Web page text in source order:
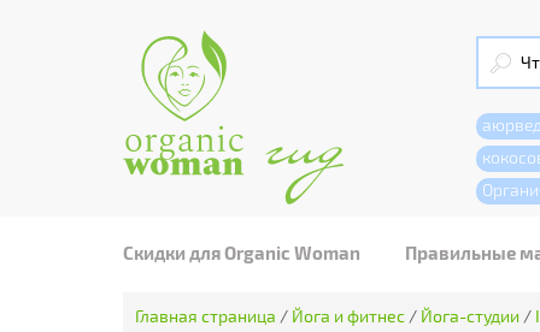
Скидки для Organic Woman Правильные
Главная страница / Йога и фитнес / Йога-студии /